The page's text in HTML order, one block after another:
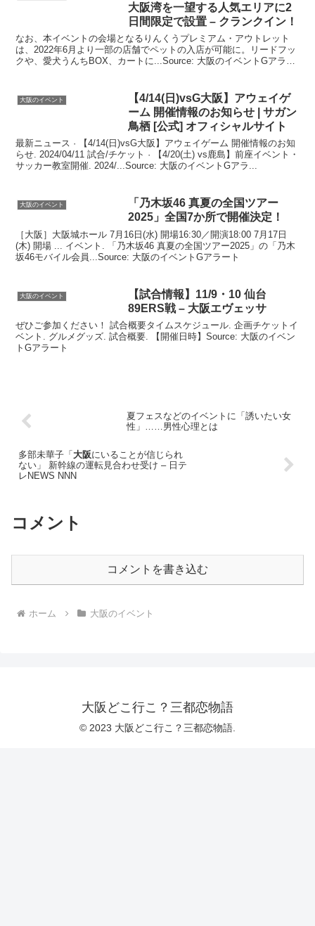
大阪湾を一望する人気エリアに2
日間限定で設置 – クランクイン！
なお、本イベントの会場となるりんくうプレミアム・アウトレット
は、2022年6月より一部の店舗でペットの入店が可能に。リードフッ
クや、愛犬うんちBOX、カートに...Source: 大阪のイベントGアラー
大阪のイベント 【4/14(日)vsG大阪 】アウェイゲ
ーム 開催情報のお知らせ | サガン
鳥栖 [公式] オフィシャルサイト
最新ニュース · 【4/14(日)vsG大阪】アウェイゲーム 開催情報のお知
らせ. 2024/04/11 試合/チケット · 【4/20(土) vs鹿島】前座イベント・
サッカー教室開催. 2024/...Source: 大阪のイベントGアラ...
大阪のイベント
「乃木坂46 真夏の全国ツアー
2025」全国7か所で開催決定！
［大阪］大阪城ホール 7月16日(水) 開場16:30／開演18:00 7月17日
(木) 開場 ... イベント. 「乃木坂46 真夏の全国ツアー2025」の「乃木
坂46モバイル会員...Source: 大阪のイベントGアラート
大阪のイベント
【試合情報】11/9・10 仙台
89ERS戦 – 大阪エヴェッサ
ぜひご参加ください！ 試合概要タイムスケジュール. 企画チケットイ
ベント. グルメグッズ. 試合概要. 【開催日時】Source: 大阪のイベン
トGアラート
夏フェスなどのイベントに「誘いたい女
性」……男性心理とは
多部未華子「大阪にいることが信じられ
ない」 新幹線の運転見合わせ受け – 日テ
レNEWS NNN
コメント
コメントを書き込む
ホーム 大阪のイベント
大阪どこ行こ？三都恋物語
© 2023 大阪どこ行こ？三都恋物語.